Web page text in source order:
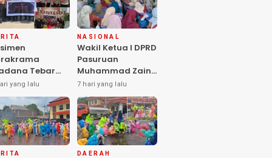
Tebar
di
Asuhan
Balita SYD,
Hangat
Terlantar
Hadir
Hati”
yang lalu
NASIONAL
Wakil Ketua I DPRD
Pasuruan
Muhammad Zaini
Soroti Krisis
Fasilitas Sekolah
di Tengah Efisiensi
Anggaran
7 hari yang lalu
DAERAH